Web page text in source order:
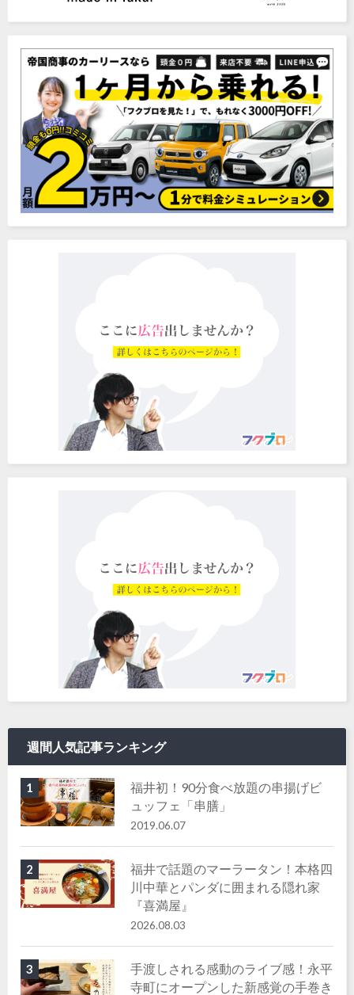
週間人気記事ランキング
1
福井初！90分食べ放題の串揚げビ
ュッフェ「串膳」
2019.06.07
2
福井で話題のマーラータン！本格四
川中華とパンダに囲まれる隠れ家
『喜満屋』
2026.08.03
3
手渡しされる感動のライブ感！永平
寺町にオープンした新感覚の手巻き